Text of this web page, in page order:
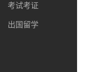
考试考证
出国留学